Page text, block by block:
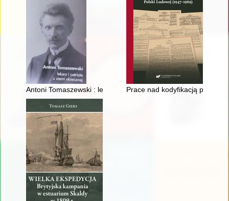
Antoni Tomaszewski : lekarz i patriota z ziemi obiecanej
Prace nad kodyfikacją prawa